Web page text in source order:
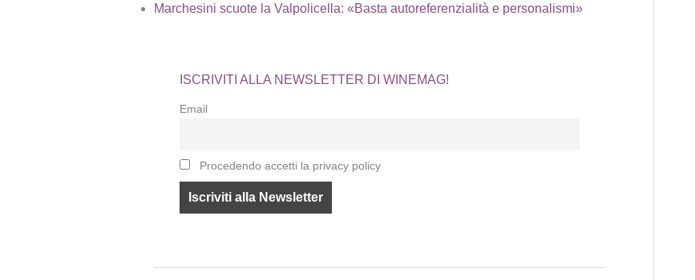
Marchesini scuote la Valpolicella: «Basta autoreferenzialità e personalismi»
ISCRIVITI ALLA NEWSLETTER DI WINEMAG!
Email
Procedendo accetti la privacy policy